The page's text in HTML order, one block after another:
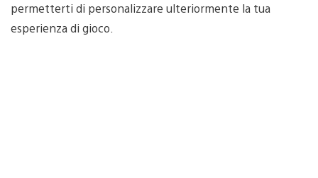
permetterti di personalizzare ulteriormente la tua
esperienza di gioco.